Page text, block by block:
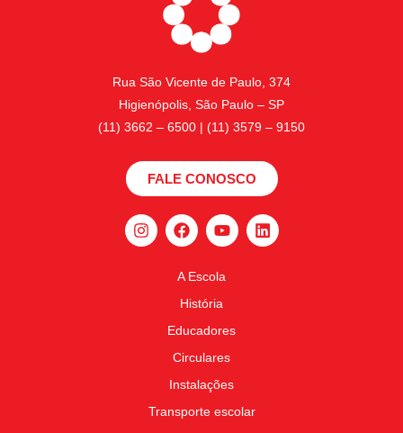
Rua São Vicente de Paulo, 374
Higienópolis, São Paulo – SP
(11) 3662 – 6500 | (11) 3579 – 9150
FALE CONOSCO
A Escola
História
Educadores
Circulares
Instalações
Transporte escolar